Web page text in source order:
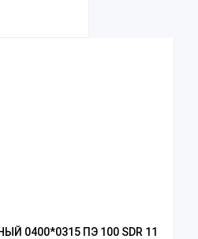
0400*0315 ПЭ 100 SDR 11